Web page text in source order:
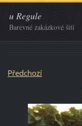
u Regule
Barevné zakázkové šití
Předchozí